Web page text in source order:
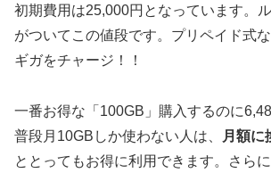
初期費用は25,000円となっています。
がついてこの値段です。プリペイド式
ギガをチャージ！！
一番お得な「100GB」購入するのに
普段月10GBしか使わない人は、
月額に
ととってもお得に利用できます。さら